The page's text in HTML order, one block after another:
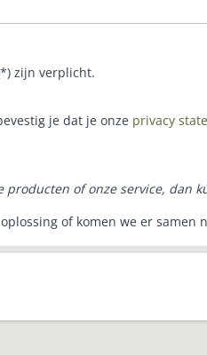
zijn verplicht.
je dat je onze privacy
producten of onze service, dan
of komen we er samen